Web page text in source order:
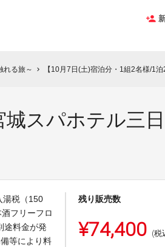
れる旅～ chevron_right 【10月7日(土)宿泊分・1組2名様/1泊2日】龍宮城
城スパホテル三
湯税（150
フリーフロ
途料金が発
等により料
残り販売数
¥74,400 (税